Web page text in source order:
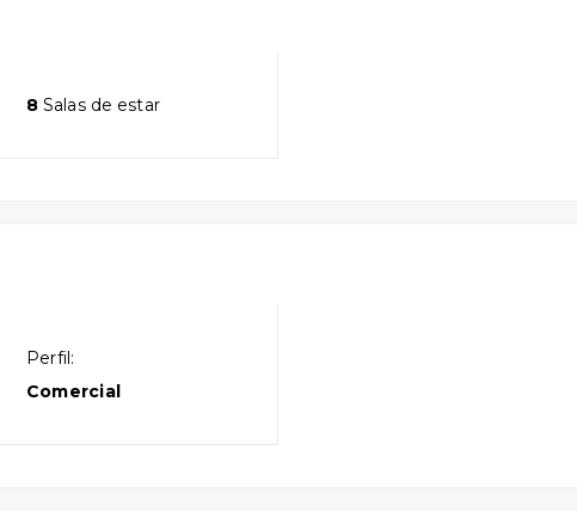
8Salas de estar
Perfil:
Comercial